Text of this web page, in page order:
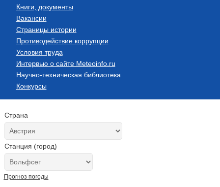
Книги, документы
Вакансии
Страницы истории
Противодействие коррупции
Условия труда
Интервью о сайте Meteoinfo.ru
Научно-техническая библиотека
Конкурсы
Страна
Станция (город)
Прогноз погоды